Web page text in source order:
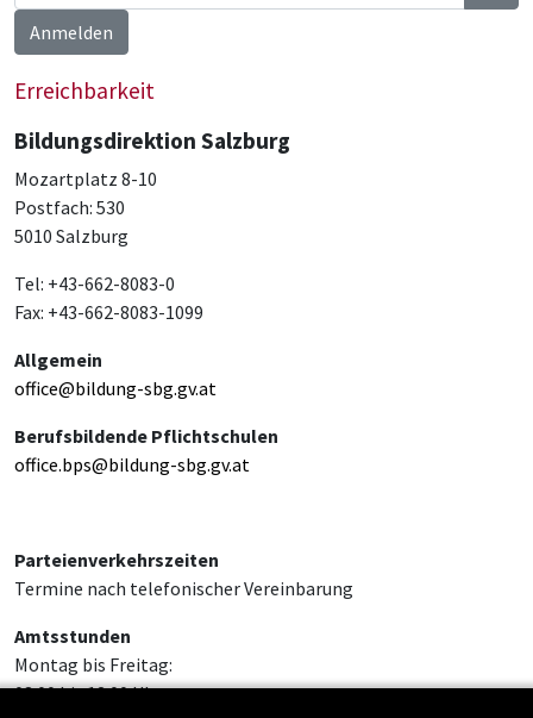
Anmelden
Erreichbarkeit
Bildungsdirektion Salzburg
Mozartplatz 8-10
Postfach: 530
5010 Salzburg
Tel: +43-662-8083-0
Fax: +43-662-8083-1099
Allgemein
office@bildung-sbg.gv.at
Berufsbildende Pflichtschulen
office.bps@bildung-sbg.gv.at
Parteienverkehrszeiten
Termine nach telefonischer Vereinbarung
Amtsstunden
Montag bis Freitag:
08:00 bis 12:00 Uhr